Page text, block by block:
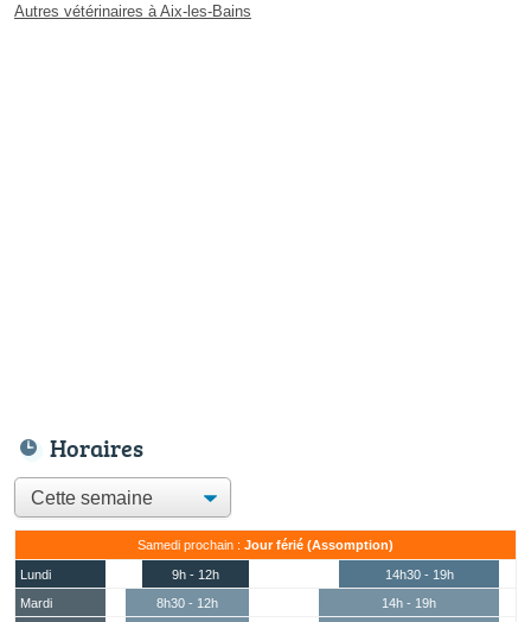
Autres vétérinaires à Aix-les-Bains
Horaires
Samedi prochain : Jour férié (Assomption)
Lundi 9h - 12h
14h30 - 19h
Mardi
8h30 - 12h
14h - 19h